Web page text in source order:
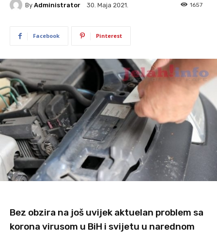
By Administrator 30. Maja 2021. 1657
Facebook Pinterest
Bez obzira na još uvijek aktuelan problem sa
korona virusom u BiH i svijetu u narednom